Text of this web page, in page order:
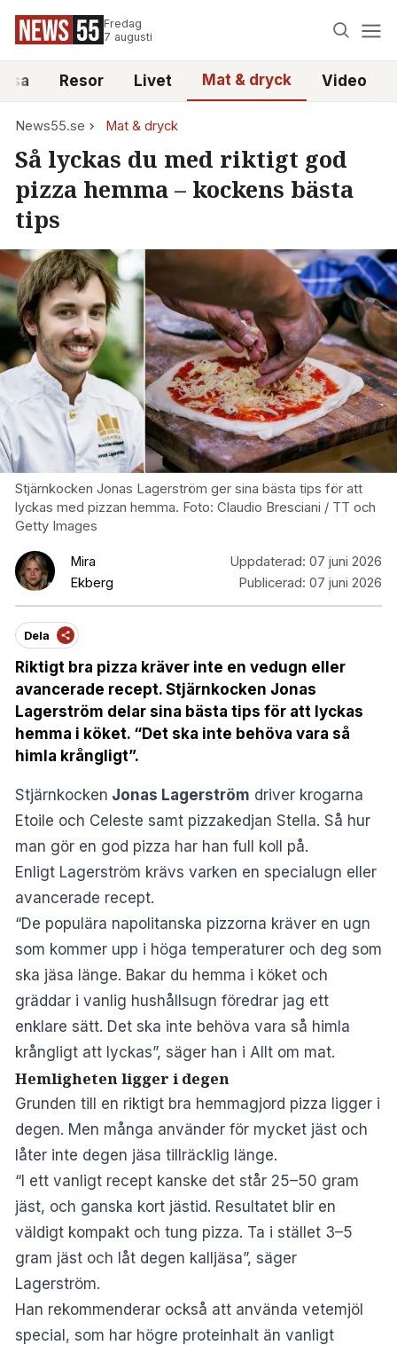
Fredag
7 augusti
Resor Livet Mat & dryck Video
News55.se Mat & dryck
Så lyckas du med riktigt god
pizza hemma – kockens bästa
tips
Stjärnkocken Jonas Lagerström ger sina bästa tips för att
lyckas med pizzan hemma. Foto: Claudio Bresciani / TT och
Getty Images
Mira
Ekberg
Uppdaterad: 07 juni 2026
Publicerad: 07 juni 2026
Dela
Riktigt bra pizza kräver inte en vedugn eller
avancerade recept. Stjärnkocken Jonas
Lagerström delar sina bästa tips för att lyckas
hemma i köket. “Det ska inte behöva vara så
himla krångligt”.
Stjärnkocken Jonas Lagerström driver krogarna
Etoile och Celeste samt pizzakedjan Stella. Så hur
man gör en god pizza har han full koll på.
Enligt Lagerström krävs varken en specialugn eller
avancerade recept.
“De populära napolitanska pizzorna kräver en ugn
som kommer upp i höga temperaturer och deg som
ska jäsa länge. Bakar du hemma i köket och
gräddar i vanlig hushållsugn föredrar jag ett
enklare sätt. Det ska inte behöva vara så himla
krångligt att lyckas”, säger han i Allt om mat.
Hemligheten ligger i degen
Grunden till en riktigt bra hemmagjord pizza ligger i
degen. Men många använder för mycket jäst och
låter inte degen jäsa tillräcklig länge.
“I ett vanligt recept kanske det står 25–50 gram
jäst, och ganska kort jästid. Resultatet blir en
väldigt kompakt och tung pizza. Ta i stället 3–5
gram jäst och låt degen kalljäsa”, säger
Lagerström.
Han rekommenderar också att använda vetemjöl
special, som har högre proteinhalt än vanligt